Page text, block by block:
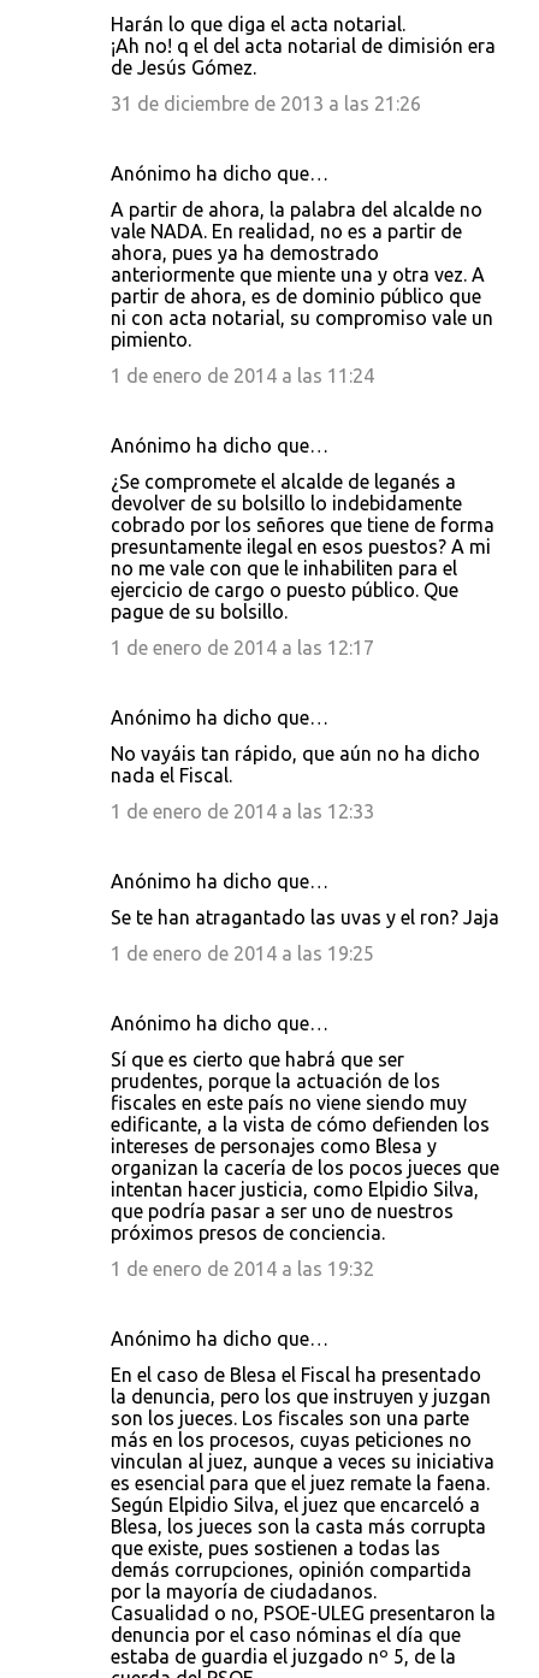
Harán lo que diga el acta notarial.
¡Ah no! q el del acta notarial de dimisión era
de Jesús Gómez.
31 de diciembre de 2013 a las 21:26
Anónimo ha dicho que…
A partir de ahora, la palabra del alcalde no
vale NADA. En realidad, no es a partir de
ahora, pues ya ha demostrado
anteriormente que miente una y otra vez. A
partir de ahora, es de dominio público que
ni con acta notarial, su compromiso vale un
pimiento.
1 de enero de 2014 a las 11:24
Anónimo ha dicho que…
¿Se compromete el alcalde de leganés a
devolver de su bolsillo lo indebidamente
cobrado por los señores que tiene de forma
presuntamente ilegal en esos puestos? A mi
no me vale con que le inhabiliten para el
ejercicio de cargo o puesto público. Que
pague de su bolsillo.
1 de enero de 2014 a las 12:17
Anónimo ha dicho que…
No vayáis tan rápido, que aún no ha dicho
nada el Fiscal.
1 de enero de 2014 a las 12:33
Anónimo ha dicho que…
Se te han atragantado las uvas y el ron? Jaja
1 de enero de 2014 a las 19:25
Anónimo ha dicho que…
Sí que es cierto que habrá que ser
prudentes, porque la actuación de los
fiscales en este país no viene siendo muy
edificante, a la vista de cómo defienden los
intereses de personajes como Blesa y
organizan la cacería de los pocos jueces que
intentan hacer justicia, como Elpidio Silva,
que podría pasar a ser uno de nuestros
próximos presos de conciencia.
1 de enero de 2014 a las 19:32
Anónimo ha dicho que…
En el caso de Blesa el Fiscal ha presentado
la denuncia, pero los que instruyen y juzgan
son los jueces. Los fiscales son una parte
más en los procesos, cuyas peticiones no
vinculan al juez, aunque a veces su iniciativa
es esencial para que el juez remate la faena.
Según Elpidio Silva, el juez que encarceló a
Blesa, los jueces son la casta más corrupta
que existe, pues sostienen a todas las
demás corrupciones, opinión compartida
por la mayoría de ciudadanos.
Casualidad o no, PSOE-ULEG presentaron la
denuncia por el caso nóminas el día que
estaba de guardia el juzgado nº 5, de la